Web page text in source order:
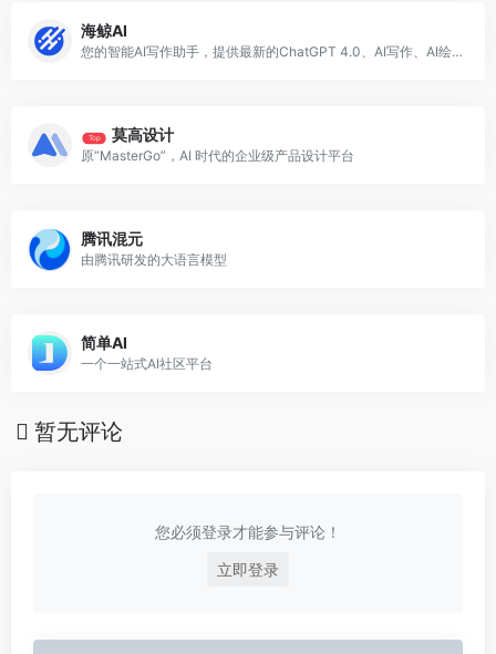
海鲸AI
您的智能AI写作助手，提供最新的ChatGPT 4.0、AI写作、AI绘画、AI文档解析等功能，助力您的创意表达和工作效率
Top 莫高设计
原“MasterGo”，AI 时代的企业级产品设计平台
腾讯混元
由腾讯研发的大语言模型
简单AI
一个一站式AI社区平台
暂无评论
您必须登录才能参与评论！
立即登录